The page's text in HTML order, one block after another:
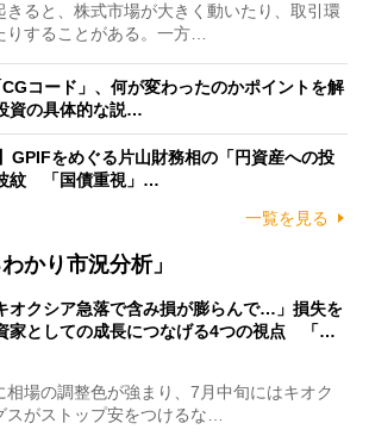
ると、株式市場が大きく動いたり、取引環
りすることがある。一方…
コード」、何が変わったのかポイントを解
資の具体的な説…
GPIFをめぐる片山財務相の「円資産への投
紋 「国債重視」…
一覧を見る
かり市況分析」
オクシア急落で含み損が膨らんで…」損失を
家としての成長につなげる4つの視点 「…
場の調整色が強まり、7月中旬にはキオク
スがストップ安をつけるな…